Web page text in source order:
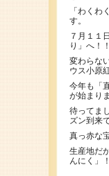
「わくわ
す。
７月１１
り」へ！！
変わらな
ウス小原
今年も「
が始まり
待ってま
ズン到来
真っ赤な
生産地だ
んにく」